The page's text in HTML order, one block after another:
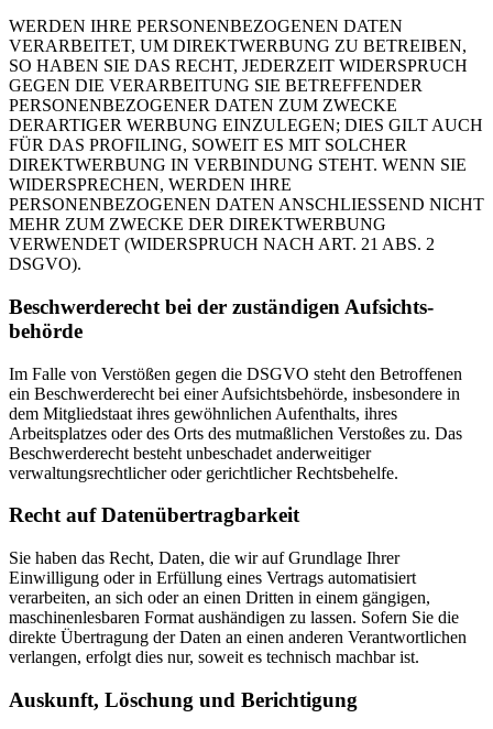
WERDEN IHRE PERSONENBEZOGENEN DATEN
VERARBEITET, UM DIREKTWERBUNG ZU BETREIBEN,
SO HABEN SIE DAS RECHT, JEDERZEIT WIDERSPRUCH
GEGEN DIE VERARBEITUNG SIE BETREFFENDER
PERSONENBEZOGENER DATEN ZUM ZWECKE
DERARTIGER WERBUNG EINZULEGEN; DIES GILT AUCH
FÜR DAS PROFILING, SOWEIT ES MIT SOLCHER
DIREKTWERBUNG IN VERBINDUNG STEHT. WENN SIE
WIDERSPRECHEN, WERDEN IHRE
PERSONENBEZOGENEN DATEN ANSCHLIESSEND NICHT
MEHR ZUM ZWECKE DER DIREKTWERBUNG
VERWENDET (WIDERSPRUCH NACH ART. 21 ABS. 2
DSGVO).
Beschwerde­recht bei der zuständigen Aufsichts­
behörde
Im Falle von Verstößen gegen die DSGVO steht den Betroffenen
ein Beschwerderecht bei einer Aufsichtsbehörde, insbesondere in
dem Mitgliedstaat ihres gewöhnlichen Aufenthalts, ihres
Arbeitsplatzes oder des Orts des mutmaßlichen Verstoßes zu. Das
Beschwerderecht besteht unbeschadet anderweitiger
verwaltungsrechtlicher oder gerichtlicher Rechtsbehelfe.
Recht auf Daten­übertrag­barkeit
Sie haben das Recht, Daten, die wir auf Grundlage Ihrer
Einwilligung oder in Erfüllung eines Vertrags automatisiert
verarbeiten, an sich oder an einen Dritten in einem gängigen,
maschinenlesbaren Format aushändigen zu lassen. Sofern Sie die
direkte Übertragung der Daten an einen anderen Verantwortlichen
verlangen, erfolgt dies nur, soweit es technisch machbar ist.
Auskunft, Löschung und Berichtigung